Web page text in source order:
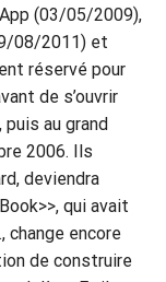
(03/05/2009),
08/2011) et
réservé pour
de s’ouvrir
au grand
2006. Ils
deviendra
qui avait
change encore
de construire